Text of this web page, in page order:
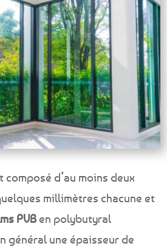
composé d’au moins deux
millimètres chacune et
PVB en polybutyral
général une épaisseur de